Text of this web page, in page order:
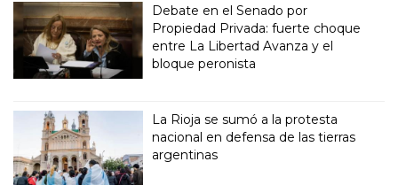
Debate en el Senado por
Propiedad Privada: fuerte choque
entre La Libertad Avanza y el
bloque peronista
La Rioja se sumó a la protesta
nacional en defensa de las tierras
argentinas